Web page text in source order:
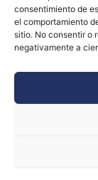
consentimiento de
el comportamiento
sitio. No consentir o
negativamente a